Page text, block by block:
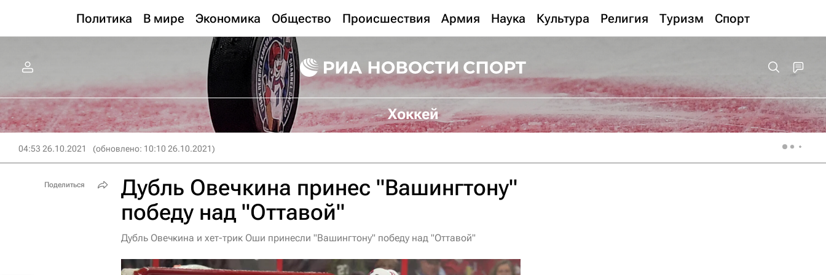
Политика В мире Экономика Общество Происшествия Армия Наука Культура Религия Туризм Спорт
Хоккей
04:53 26.10.2021 (обновлено: 10:10 26.10.2021)
Дубль Овечкина принес "Вашингтону"
победу над "Оттавой"
Дубль Овечкина и хет-трик Оши принесли "Вашингтону" победу над "Оттавой"
Поделиться